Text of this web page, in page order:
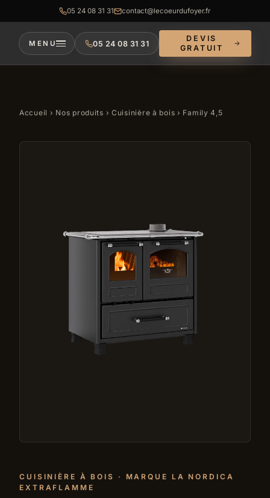
05 24 08 31 31 contact@lecoeurdufoyer.fr
MENU 05 24 08 31 31
DEVIS
GRATUIT
Accueil › Nos produits ›Cuisinière à bois › Family 4,5
CUISINIÈRE À BOIS · MARQUE LA NORDICA
EXTRAFLAMME